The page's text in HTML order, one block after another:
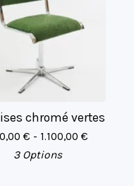
chromé vertes
€ - 1.100,00 €
3 Options